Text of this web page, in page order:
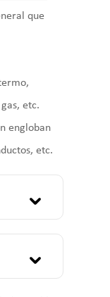
que
etc.
engloban
etc.